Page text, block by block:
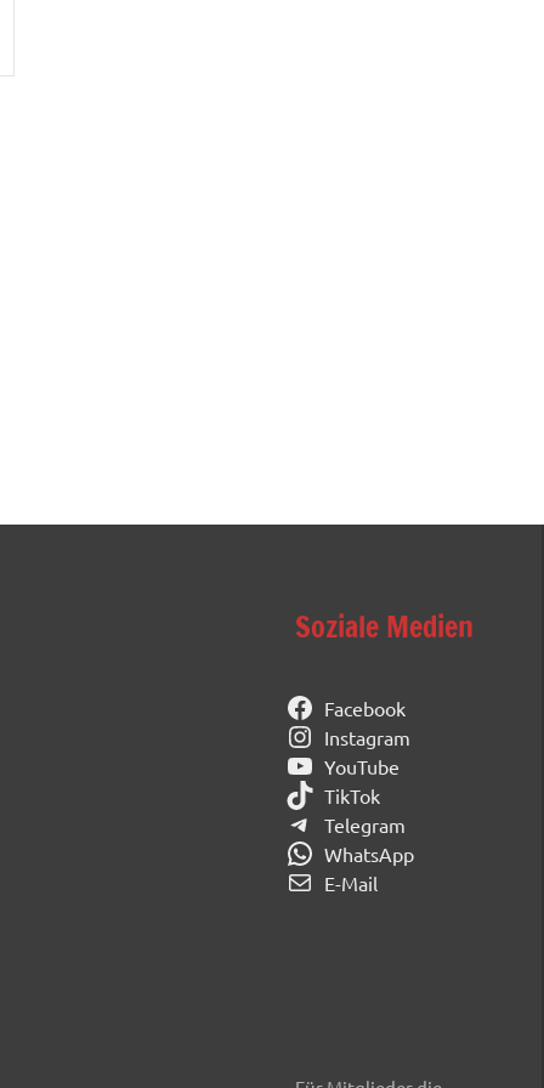
Soziale Medien
Facebook
Instagram
YouTube
TikTok
Telegram
WhatsApp
E-Mail